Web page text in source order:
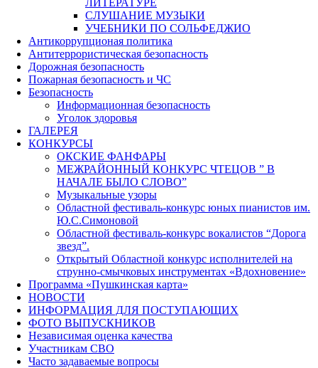
СЛУШАНИЕ МУЗЫКИ
УЧЕБНИКИ ПО СОЛЬФЕДЖИО
Антикоррупционая политика
Антитеррористическая безопасность
Дорожная безопасность
Пожарная безопасность и ЧС
Безопасность
Информационная безопасность
Уголок здоровья
ГАЛЕРЕЯ
КОНКУРСЫ
ОКСКИЕ ФАНФАРЫ
МЕЖРАЙОННЫЙ КОНКУРС ЧТЕЦОВ ” В
НАЧАЛЕ БЫЛО СЛОВО”
Музыкальные узоры
Областной фестиваль-конкурс юных пианистов им.
Ю.С.Симоновой
Областной фестиваль-конкурс вокалистов “Дорога
звезд”.
Открытый Областной конкурс исполнителей на
струнно-смычковых инструментах «Вдохновение»
Программа «Пушкинская карта»
НОВОСТИ
ИНФОРМАЦИЯ ДЛЯ ПОСТУПАЮЩИХ
ФОТО ВЫПУСКНИКОВ
Независимая оценка качества
Участникам СВО
Часто задаваемые вопросы